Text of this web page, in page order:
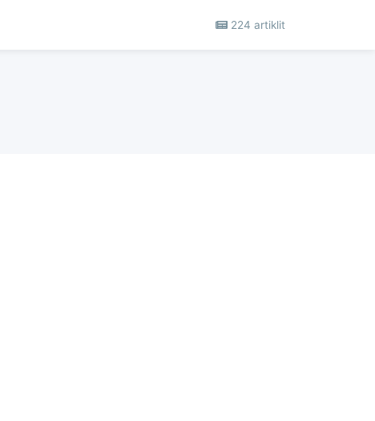
224 artiklit